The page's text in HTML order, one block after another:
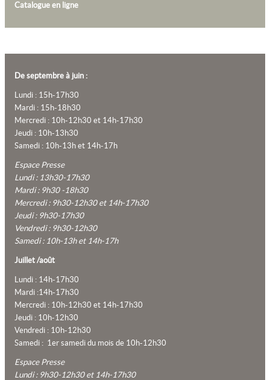
Catalogue en ligne
De septembre à juin :
Lundi : 15h-17h30
Mardi : 15h-18h30
Mercredi : 10h-12h30 et 14h-17h30
Jeudi : 10h-13h30
Samedi : 10h-13h et 14h-17h
Espace Presse
Lundi : 13h30-17h30
Mardi : 9h30 -18h30
Mercredi : 9h30-12h30 et 14h-17h30
Jeudi : 9h30-17h30
Vendredi : 9h30-12h30
Samedi : 10h-13h et 14h-17h
Juillet /août
Lundi : 14h-17h30
Mardi :14h-17h30
Mercredi : 10h-12h30 et 14h-17h30
Jeudi : 10h-12h30
Vendredi : 10h-12h30
Samedi : 1er samedi du mois de 10h-12h30
Espace Presse
Lundi : 9h30-12h30 et 14h-17h30